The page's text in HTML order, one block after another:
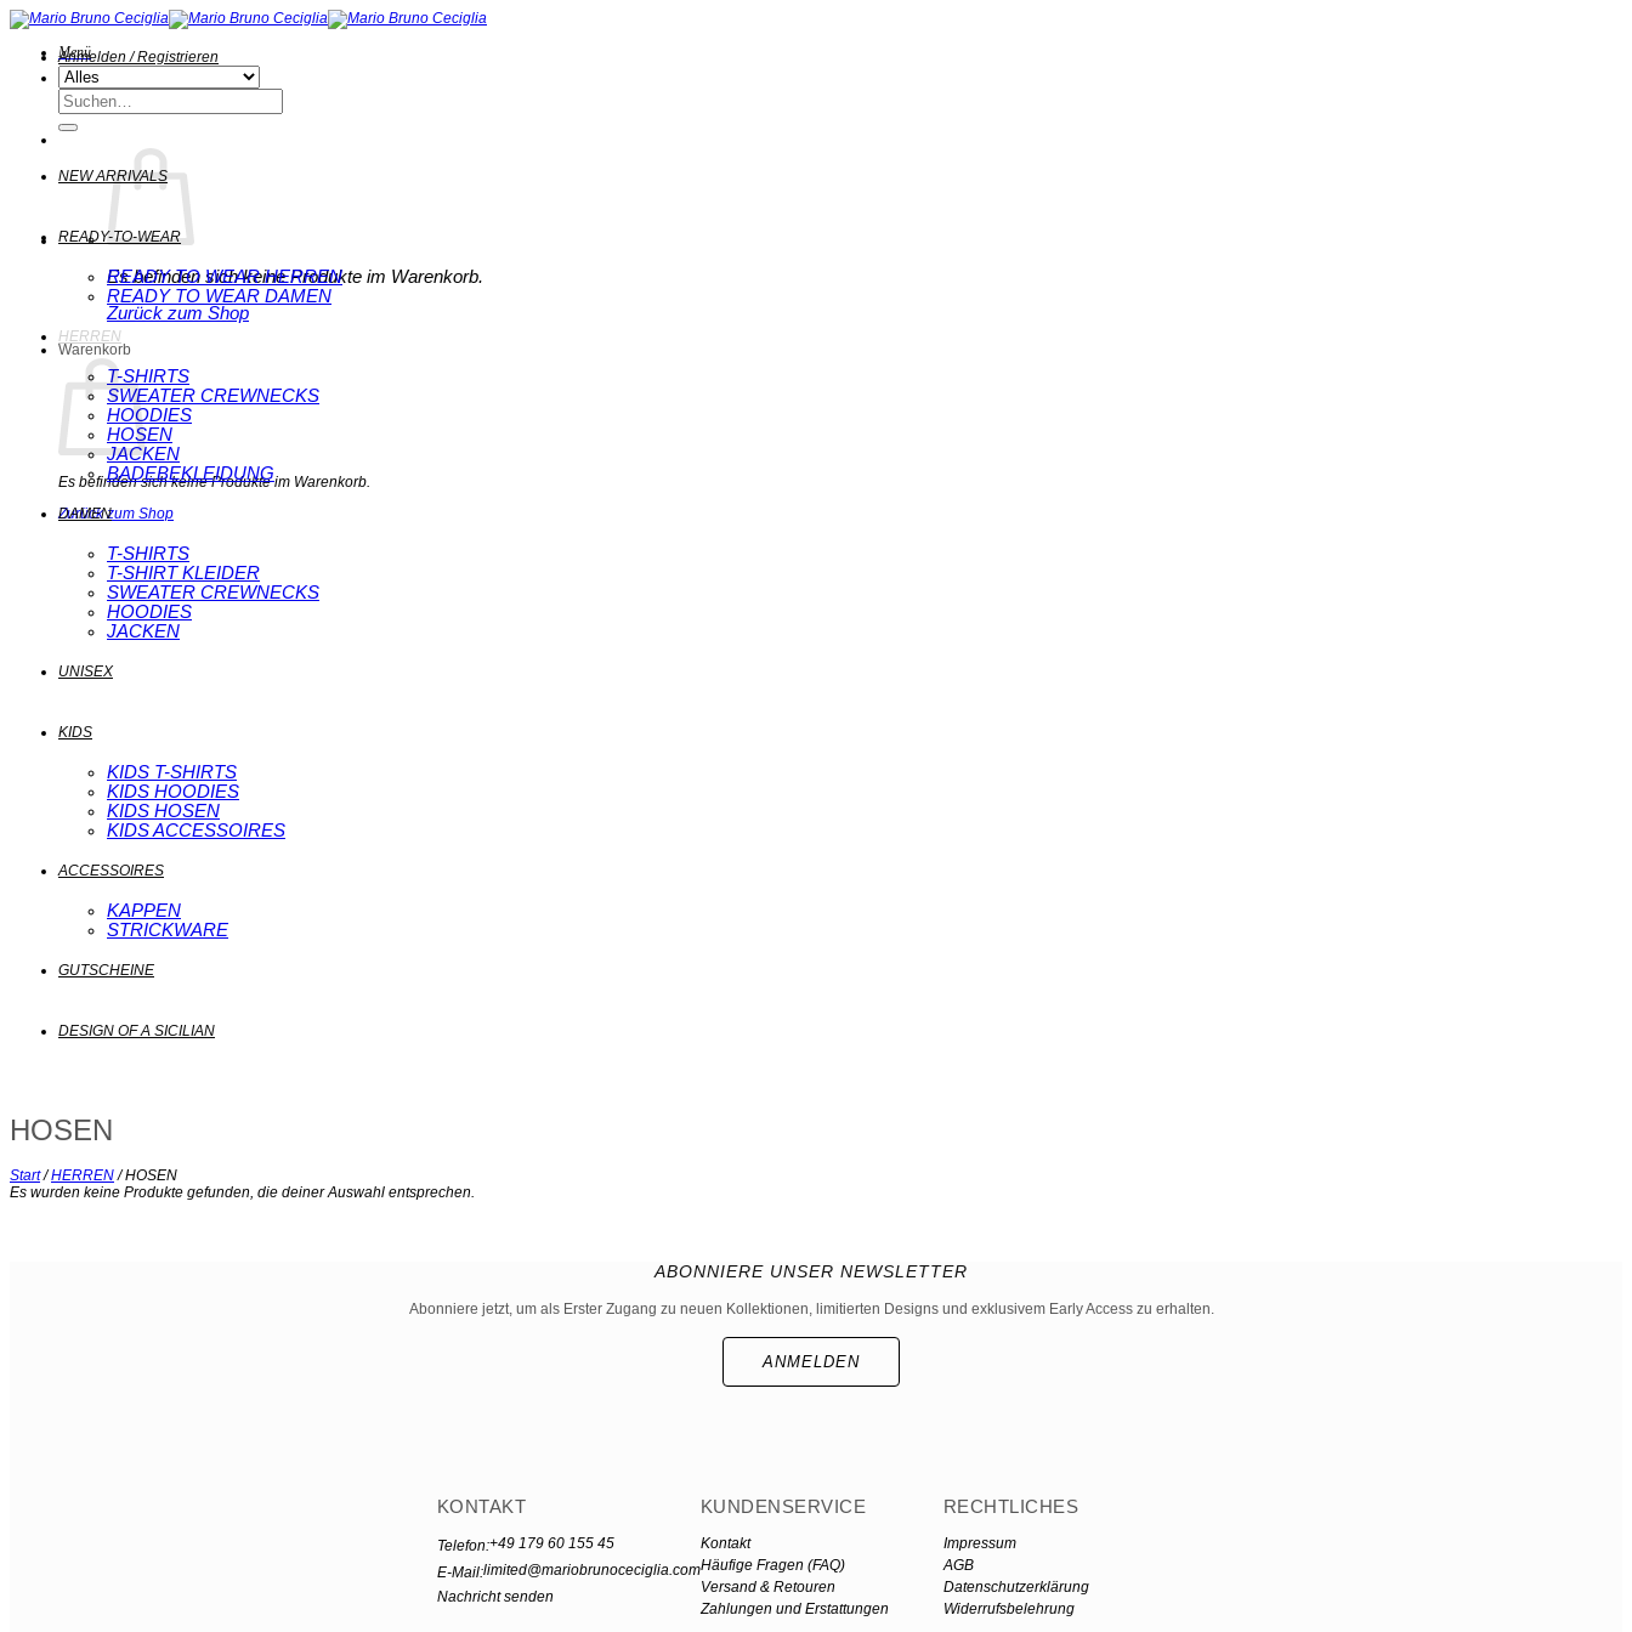
Zum
Inhalt
springenMenü
Anmelden / Registrieren
Suchen
nach:
Es befinden sich keine Produkte im Warenkorb.
Zurück zum Shop
Warenkorb
Es befinden sich keine Produkte im Warenkorb.
Zurück zum Shop
NEW ARRIVALS
READY-TO-WEAR
READY TO WEAR HERREN
READY TO WEAR DAMEN
HERREN
T-SHIRTS
SWEATER CREWNECKS
HOODIES
HOSEN
JACKEN
BADEBEKLEIDUNG
DAMEN
T-SHIRTS
T-SHIRT KLEIDER
SWEATER CREWNECKS
HOODIES
JACKEN
UNISEX
KIDS
KIDS T-SHIRTS
KIDS HOODIES
KIDS HOSEN
KIDS ACCESSOIRES
ACCESSOIRES
KAPPEN
STRICKWARE
GUTSCHEINE
DESIGN OF A SICILIAN
HOSEN
Start / HERREN /HOSEN
Es wurden keine Produkte gefunden, die deiner Auswahl entsprechen.
ABONNIERE UNSER NEWSLETTER
Abonniere jetzt, um als Erster Zugang zu neuen Kollektionen, limitierten Designs und exklusivem Early Access zu erhalten.
ANMELDEN
KONTAKT
Telefon:+49 179 60 155 45
E-Mail:limited@mariobrunoceciglia.com
Nachricht senden
KUNDENSERVICE
Kontakt
Häufige Fragen (FAQ)
Versand & Retouren
Zahlungen und Erstattungen
RECHTLICHES
Impressum
AGB
Datenschutzerklärung
Widerrufsbelehrung